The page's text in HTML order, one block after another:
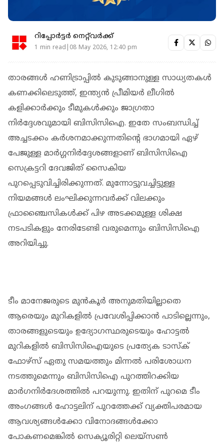
റിപ്പോർട്ടർ നെറ്റ്‌വര്‍ക്ക്‌
1 min read|08 May 2026, 12:40 pm
താരങ്ങൾ ഹണിട്രാപ്പിൽ കുടുങ്ങാനുള്ള സാധ്യതകൾ
കണക്കിലെടുത്ത്, ഇന്ത്യൻ പ്രീമിയർ ലീഗിൽ
കളിക്കാർക്കും ടീമുകൾക്കും ജാഗ്രതാ
നിർദ്ദേശവുമായി ബിസിസിഐ. ഇതേ സംബന്ധിച്ച്
അച്ചടക്കം കർശനമാക്കുന്നതിന്‍റെ ഭാഗമായി ഏഴ്
പേജുള്ള മാർഗ്ഗനിർദ്ദേശങ്ങളാണ് ബിസിസിഐ
സെക്രട്ടറി ദേവജിത് സൈകിയ
പുറപ്പെടുവിച്ചിരിക്കുന്നത്. മുന്നോട്ടുവച്ചിട്ടുള്ള
നിയമങ്ങൾ ലംഘിക്കുന്നവർക്ക് വിലക്കും
ഫ്രാഞ്ചൈസികൾക്ക് പിഴ അടക്കമുള്ള ശിക്ഷ
നടപടികളും നേരിടേണ്ടി വരുമെന്നും ബിസിസിഐ
അറിയിച്ചു.
ടീം മാനേജരുടെ മുൻകൂർ അനുമതിയില്ലാതെ
ആരെയും മുറികളിൽ പ്രവേശിപ്പിക്കാൻ പാടില്ലെന്നും,
താരങ്ങളുടെയും ഉദ്യോഗസ്ഥരുടെയും ഹോട്ടൽ
മുറികളിൽ ബിസിസിഐയുടെ പ്രത്യേക ടാസ്‌ക്
ഫോഴ്‌സ് ഏതു സമയത്തും മിന്നൽ പരിശോധന
നടത്തുമെന്നും ബിസിസിഐ പുറത്തിറക്കിയ
മാര്‍ഗനിര്‍ദേശത്തില്‍ പറയുന്നു. ഇതിന് പുറമെ ടീം
അംഗങ്ങള്‍ ഹോട്ടലിന് പുറത്തേക്ക് വ്യക്തിപരമായ
ആവശ്യങ്ങൾക്കോ വിനോദങ്ങൾക്കോ
പോകണമെങ്കിൽ സെക്യൂരിറ്റി ലെയ്‌സൺ